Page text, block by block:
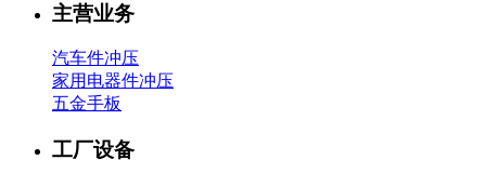
主营业务
汽车件冲压
家用电器件冲压
五金手板
工厂设备